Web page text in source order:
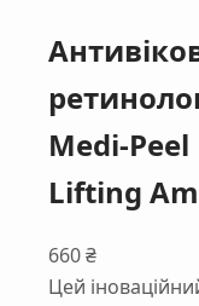
Medi-
Lifting
660₴
Цей